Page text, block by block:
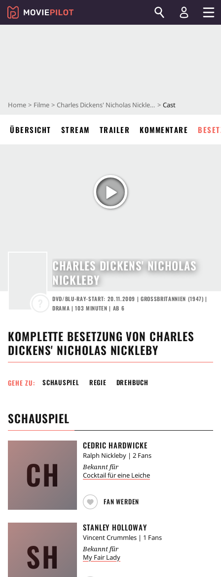
Home Filme Charles Dickens' Nicholas Nickleby Cast
ÜBERSICHT STREAM TRAILER KOMMENTARE
CHARLES DICKENS' NICHOLAS
NICKLEBY
DVD/BLU-RAY-START: 20.11.2009 |GROSSBRITANNIEN (1947) |
DRAMA | 103 MINUTEN | AB 6
KOMPLETTE BESETZUNG VON CHARLES
DICKENS' NICHOLAS NICKLEBY
GEHE ZU: SCHAUSPIEL REGIE DREHBUCH
SCHAUSPIEL
CH
CEDRIC HARDWICKE
Ralph Nickleby | 2 Fans
Bekannt für
Cocktail für eine Leiche
FAN WERDEN
SH
STANLEY HOLLOWAY
Vincent Crummles | 1 Fans
Bekannt für
My Fair Lady